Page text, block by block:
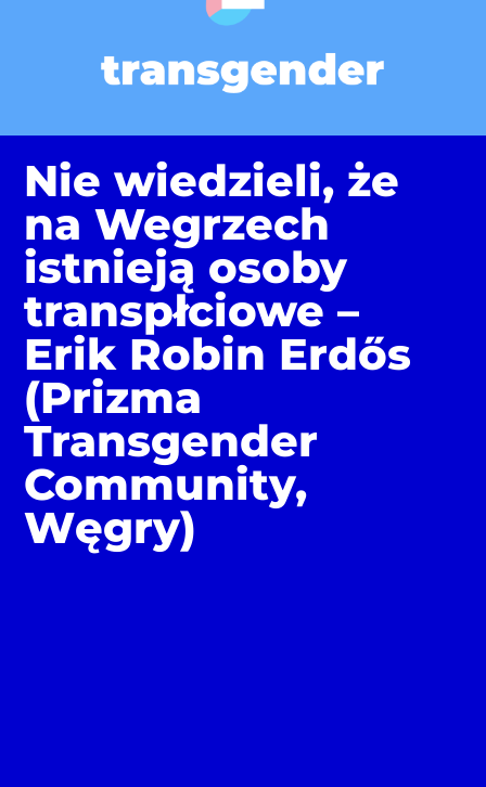
Nie wiedzieli, że
na Wegrzech
istnieją osoby
transpłciowe –
Erik Robin Erdős
(Prizma
Transgender
Community,
Węgry)